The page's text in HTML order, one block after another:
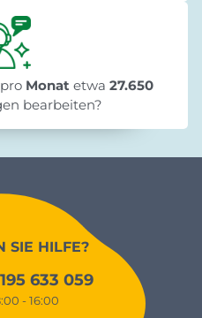
Monat etwa 27.650
bearbeiten?
SIE HILFE?
633 059
- 16:00